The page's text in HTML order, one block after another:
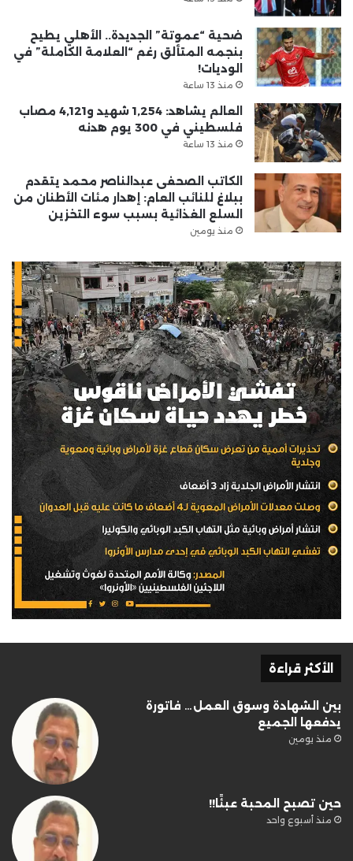
ضحية “عموتة” الجديدة.. الأهلي يطيح
بنجمه المتألق رغم “العلامة الكاملة” في
الوديات!
منذ 13 ساعة
العالم يشاهد: 1,254 شهيد و4,121 مصاب
فلسطيني في 300 يوم هدنه
منذ 13 ساعة
الكاتب الصحفى عبدالناصر محمد يتقدم
ببلاغ للنائب العام: إهدار مئات الأطنان من
السلع الغذائية بسبب سوء التخزين
منذ يومين
الأكثر قراءة
بين الشهادة وسوق العمل… فاتورة
يدفعها الجميع
منذ يومين
حين تصبح المحبة عبئًا!!
منذ أسبوع واحد